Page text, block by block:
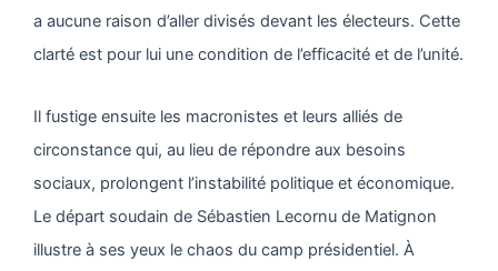
a aucune raison d’aller divisés devant les électeurs. Cette
clarté est pour lui une condition de l’efficacité et de l’unité.
Il fustige ensuite les macronistes et leurs alliés de
circonstance qui, au lieu de répondre aux besoins
sociaux, prolongent l’instabilité politique et économique.
Le départ soudain de Sébastien Lecornu de Matignon
illustre à ses yeux le chaos du camp présidentiel. À